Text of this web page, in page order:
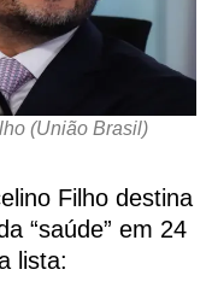
(União Brasil)
Filho destina
“saúde” em 24
lista: